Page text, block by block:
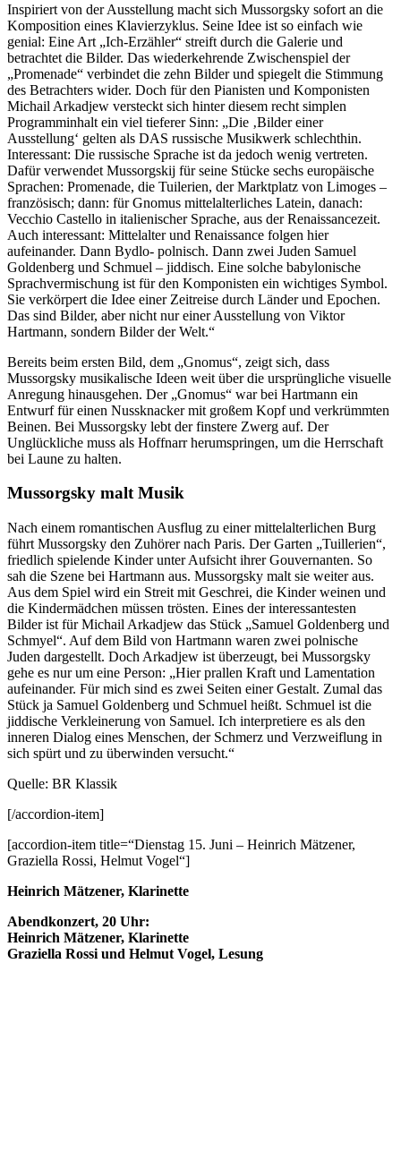
Inspiriert von der Ausstellung macht sich Mussorgsky sofort an die
Komposition eines Klavierzyklus. Seine Idee ist so einfach wie
genial: Eine Art „Ich-Erzähler“ streift durch die Galerie und
betrachtet die Bilder. Das wiederkehrende Zwischenspiel der
„Promenade“ verbindet die zehn Bilder und spiegelt die Stimmung
des Betrachters wider. Doch für den Pianisten und Komponisten
Michail Arkadjew versteckt sich hinter diesem recht simplen
Programminhalt ein viel tieferer Sinn: „Die ‚Bilder einer
Ausstellung‘ gelten als DAS russische Musikwerk schlechthin.
Interessant: Die russische Sprache ist da jedoch wenig vertreten.
Dafür verwendet Mussorgskij für seine Stücke sechs europäische
Sprachen: Promenade, die Tuilerien, der Marktplatz von Limoges –
französisch; dann: für Gnomus mittelalterliches Latein, danach:
Vecchio Castello in italienischer Sprache, aus der Renaissancezeit.
Auch interessant: Mittelalter und Renaissance folgen hier
aufeinander. Dann Bydlo- polnisch. Dann zwei Juden Samuel
Goldenberg und Schmuel – jiddisch. Eine solche babylonische
Sprachvermischung ist für den Komponisten ein wichtiges Symbol.
Sie verkörpert die Idee einer Zeitreise durch Länder und Epochen.
Das sind Bilder, aber nicht nur einer Ausstellung von Viktor
Hartmann, sondern Bilder der Welt.“
Bereits beim ersten Bild, dem „Gnomus“, zeigt sich, dass
Mussorgsky musikalische Ideen weit über die ursprüngliche visuelle
Anregung hinausgehen. Der „Gnomus“ war bei Hartmann ein
Entwurf für einen Nussknacker mit großem Kopf und verkrümmten
Beinen. Bei Mussorgsky lebt der finstere Zwerg auf. Der
Unglückliche muss als Hoffnarr herumspringen, um die Herrschaft
bei Laune zu halten.
Mussorgsky malt Musik
Nach einem romantischen Ausflug zu einer mittelalterlichen Burg
führt Mussorgsky den Zuhörer nach Paris. Der Garten „Tuillerien“,
friedlich spielende Kinder unter Aufsicht ihrer Gouvernanten. So
sah die Szene bei Hartmann aus. Mussorgsky malt sie weiter aus.
Aus dem Spiel wird ein Streit mit Geschrei, die Kinder weinen und
die Kindermädchen müssen trösten. Eines der interessantesten
Bilder ist für Michail Arkadjew das Stück „Samuel Goldenberg und
Schmyel“. Auf dem Bild von Hartmann waren zwei polnische
Juden dargestellt. Doch Arkadjew ist überzeugt, bei Mussorgsky
gehe es nur um eine Person: „Hier prallen Kraft und Lamentation
aufeinander. Für mich sind es zwei Seiten einer Gestalt. Zumal das
Stück ja Samuel Goldenberg und Schmuel heißt. Schmuel ist die
jiddische Verkleinerung von Samuel. Ich interpretiere es als den
inneren Dialog eines Menschen, der Schmerz und Verzweiflung in
sich spürt und zu überwinden versucht.“
Quelle: BR Klassik
[/accordion-item]
[accordion-item title=“Dienstag 15. Juni – Heinrich Mätzener,
Graziella Rossi, Helmut Vogel“]
Heinrich Mätzener, Klarinette
Abendkonzert, 20 Uhr:
Heinrich Mätzener, Klarinette
Graziella Rossi und Helmut Vogel, Lesung